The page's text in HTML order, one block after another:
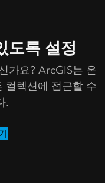
도록 설정
가요? ArcGIS는 온
컬렉션에 접근할 수
.